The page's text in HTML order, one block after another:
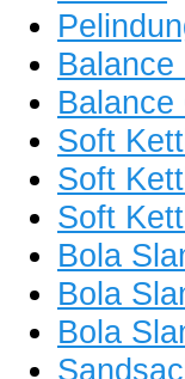
Balance
Soft
Soft
Soft
Bola
Bola
Bola